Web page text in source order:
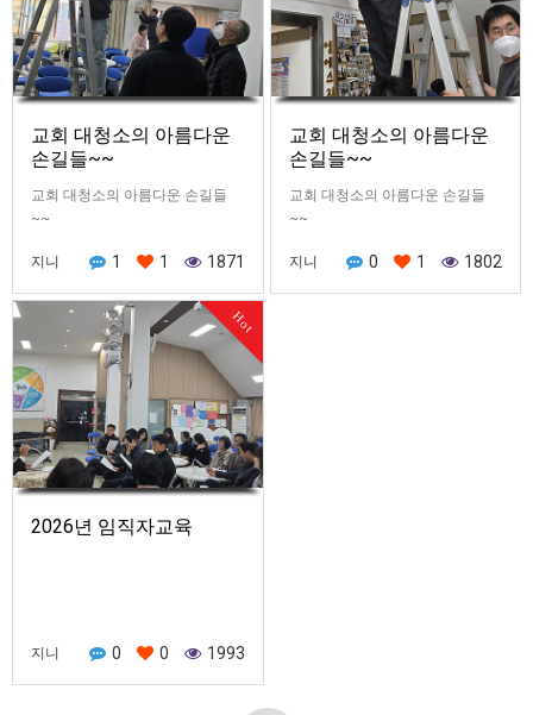
교회 대청소의 아름다운
손길들~~
교회 대청소의 아름다운 손길들
~~
지니 1 1 1871
교회 대청소의 아름다운
손길들~~
교회 대청소의 아름다운 손길들
~~
지니 0 1 1802
Hot
2026년 임직자교육
지니 0 0 1993